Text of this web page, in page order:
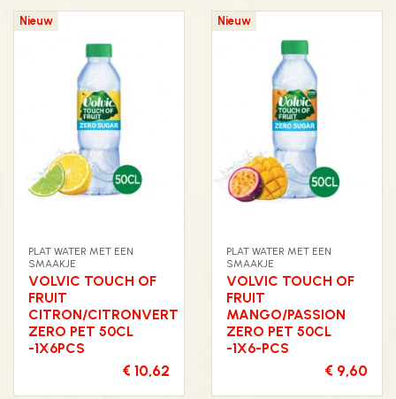
Nieuw
PLAT WATER MET EEN
SMAAKJE
VOLVIC TOUCH OF
FRUIT
CITRON/CITRONVERT
ZERO PET 50CL
-1X6PCS
€ 10,62
Nieuw
PLAT WATER MET EEN
SMAAKJE
VOLVIC TOUCH OF
FRUIT
MANGO/PASSION
ZERO PET 50CL
-1X6-PCS
€ 9,60